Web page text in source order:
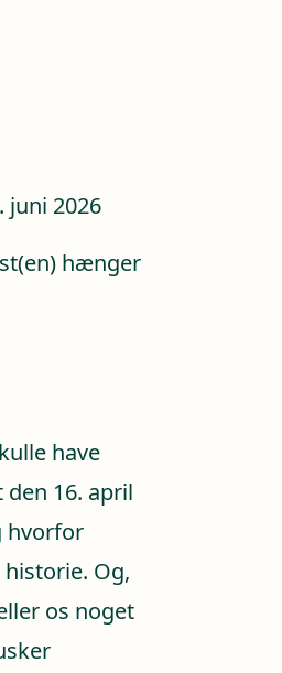
juni 2026
hænger
have
16. april
hvorfor
Og,
os noget